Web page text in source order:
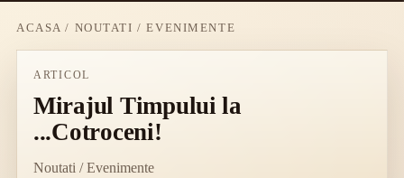
ACASA / NOUTATI / EVENIMENTE
ARTICOL
Mirajul Timpului la
...Cotroceni!
Noutati / Evenimente